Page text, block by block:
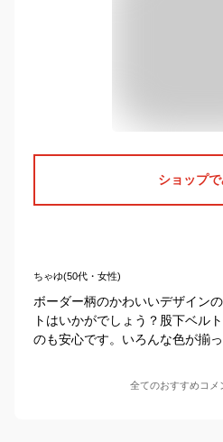
ショップ
ちゃゆ(50代・女性)
ボーダー柄のかわいいデザイン
トはいかがでしょう？股下ベル
のも安心です。いろんな色が揃
全てのおすすめコメ